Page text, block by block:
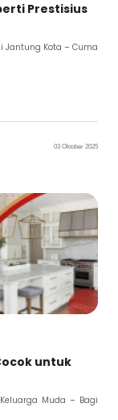
Prestisius
Jantung Kota – Cuma
03 Oktober 2025
untuk
Muda – Bagi